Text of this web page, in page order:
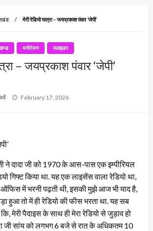
मेरी रेडियो यात्रा – जयप्रकाश पंवार ‘जेपी’
मनोरंजन स्लाइडर
– जयप्रकाश पंवार ‘जेपी’
Posted
February 17, 2026
ने दादा जी को 1970 के आस-पास एक इम्पीरियल
गिफ्ट किया था. यह एक लाइसेंस वाला रेडियो था,
में भरनी पढ़ती थी, इसकी मुझे आज भी याद है,
हुआ तो में ही रेडियो की फीस भरता था. यह सब
मेरी पैदाइस के साथ ही मेरा रेडियो से जुड़ाव हो
जी सांय को लगभग 6 बजे से रात के अधिकतम 10